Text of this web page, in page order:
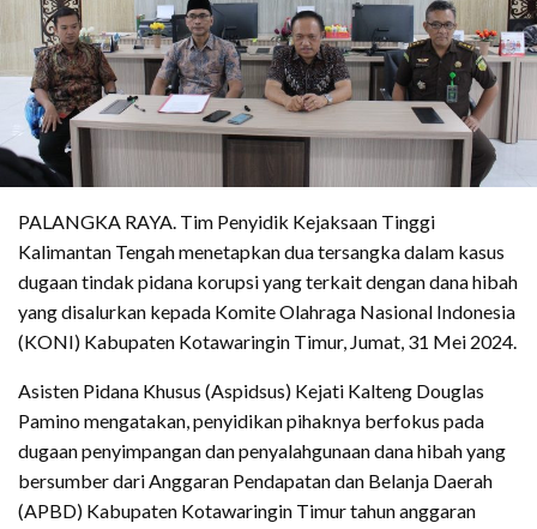
PALANGKA RAYA. Tim Penyidik Kejaksaan Tinggi
Kalimantan Tengah menetapkan dua tersangka dalam kasus
dugaan tindak pidana korupsi yang terkait dengan dana hibah
yang disalurkan kepada Komite Olahraga Nasional Indonesia
(KONI) Kabupaten Kotawaringin Timur, Jumat, 31 Mei 2024.
Asisten Pidana Khusus (Aspidsus) Kejati Kalteng Douglas
Pamino mengatakan, penyidikan pihaknya berfokus pada
dugaan penyimpangan dan penyalahgunaan dana hibah yang
bersumber dari Anggaran Pendapatan dan Belanja Daerah
(APBD) Kabupaten Kotawaringin Timur tahun anggaran